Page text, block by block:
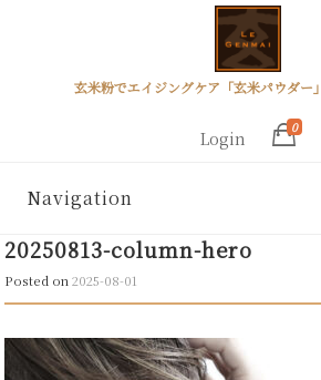
玄米粉でエイジングケア「玄米パウダ
Login
0
Navigation
20250813-column-hero
Posted on2025-08-01